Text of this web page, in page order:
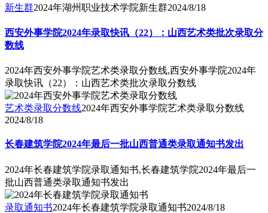
新生群2024年湖州职业技术学院新生群2024/8/18
西安外事学院2024年录取快讯（22）：山西艺术类批次录取分
数线
2024年西安外事学院艺术类录取分数线,西安外事学院2024年
录取快讯（22）：山西艺术类批次录取分数线
艺术类录取分数线2024年西安外事学院艺术类录取分数线
2024/8/18
长春建筑学院2024年最后一批山西普通类录取通知书发出
2024年长春建筑学院录取通知书,长春建筑学院2024年最后一
批山西普通类录取通知书发出
录取通知书2024年长春建筑学院录取通知书2024/8/18